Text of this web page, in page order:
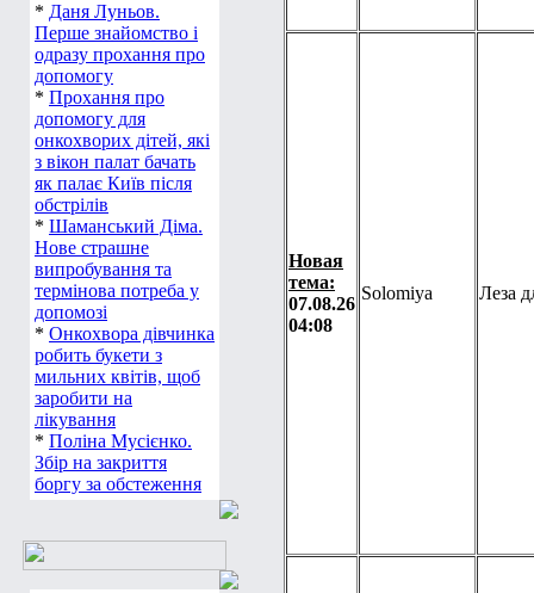
* Даня Луньов.
Перше знайомство і
одразу прохання про
допомогу
* Прохання про
допомогу для
онкохворих дітей, які
з вікон палат бачать
як палає Київ після
обстрілів
* Шаманський Діма.
Нове страшне
випробування та
термінова потреба у
допомозі
* Онкохвора дівчинка
робить букети з
мильних квітів, щоб
заробити на
лікування
* Поліна Мусієнко.
Збір на закриття
боргу за обстеження
Новая
тема:
07.08.26
04:08
Solomiya Леза